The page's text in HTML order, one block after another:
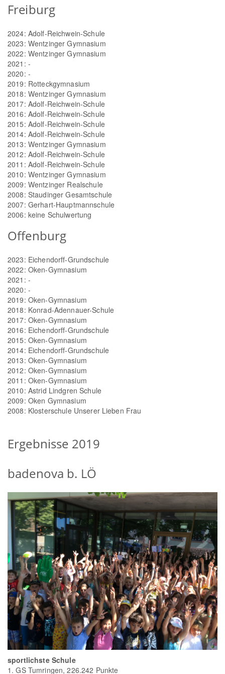
Freiburg
2024: Adolf-Reichwein-Schule
2023: Wentzinger Gymnasium
2022: Wentzinger Gymnasium
2021: -
2020: -
2019: Rotteckgymnasium
2018: Wentzinger Gymnasium
2017: Adolf-Reichwein-Schule
2016: Adolf-Reichwein-Schule
2015: Adolf-Reichwein-Schule
2014: Adolf-Reichwein-Schule
2013: Wentzinger Gymnasium
2012: Adolf-Reichwein-Schule
2011: Adolf-Reichwein-Schule
2010: Wentzinger Gymnasium
2009: Wentzinger Realschule
2008: Staudinger Gesamtschule
2007: Gerhart-Hauptmannschule
2006: keine Schulwertung
Offenburg
2023: Eichendorff-Grundschule
2022: Oken-Gymnasium
2021: -
2020: -
2019: Oken-Gymnasium
2018: Konrad-Adennauer-Schule
2017: Oken-Gymnasium
2016: Eichendorff-Grundschule
2015: Oken-Gymnasium
2014: Eichendorff-Grundschule
2013: Oken-Gymnasium
2012: Oken-Gymnasium
2011: Oken-Gymnasium
2010: Astrid Lindgren Schule
2009: Oken Gymnasium
2008: Klosterschule Unserer Lieben Frau
Ergebnisse 2019
badenova b. LÖ
sportlichste Schule
1. GS Tumringen, 226.242 Punkte